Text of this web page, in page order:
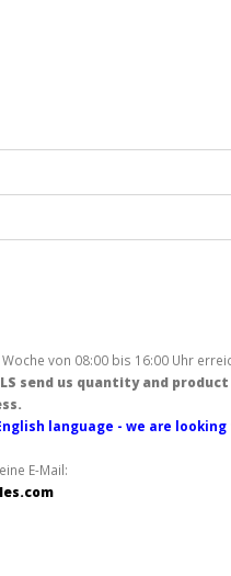
von 08:00 bis 16:00 Uhr
send us quantity and product
language - we are
E-Mail: